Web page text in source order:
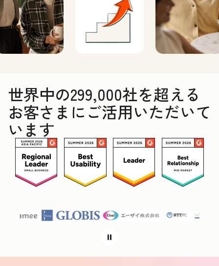
世界中の299,000社を超える
お客さまにご活用いただいて
います